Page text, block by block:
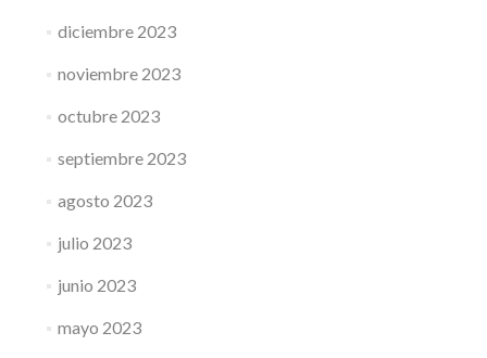
diciembre 2023
noviembre 2023
octubre 2023
septiembre 2023
agosto 2023
julio 2023
junio 2023
mayo 2023